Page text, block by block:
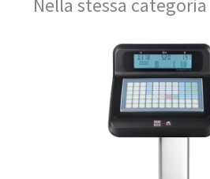
Nella stessa categoria